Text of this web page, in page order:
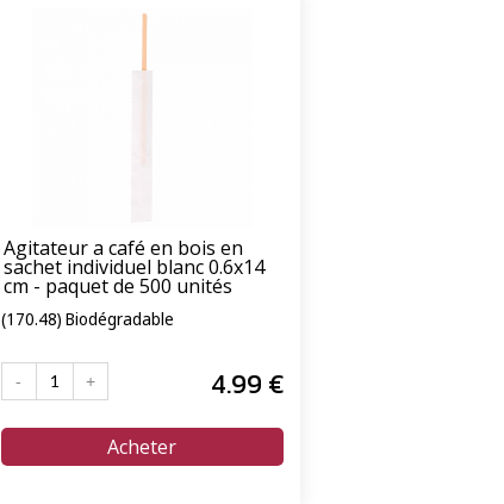
Agitateur a café en bois en
sachet individuel blanc 0.6x14
cm - paquet de 500 unités
(170.48) Biodégradable
4.99 €